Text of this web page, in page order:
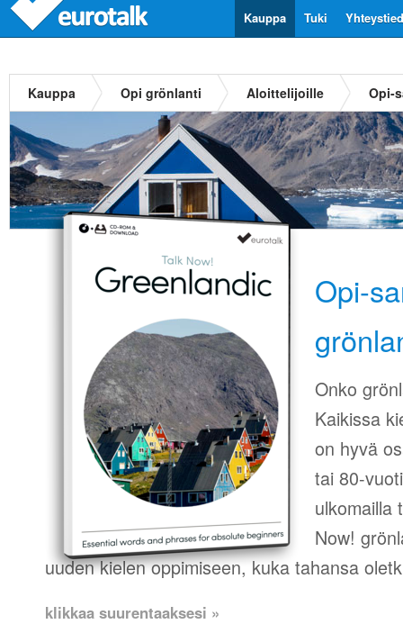
Tuki
Kauppa
Kauppa Opi grönlanti Aloittelijoille Opi-
Opi-
Onko
Kaikissa
on hyvä
tai 80-
ulkomailla
Now!
uuden kielen oppimiseen, kuka tahansa
klikkaa suurentaaksesi »